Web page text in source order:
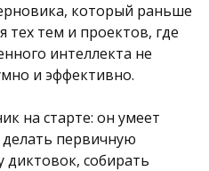
который раньше
тех тем и проектов, где
интеллекта не
и эффективно.
на старте: он умеет
первичную
диктовок, собирать